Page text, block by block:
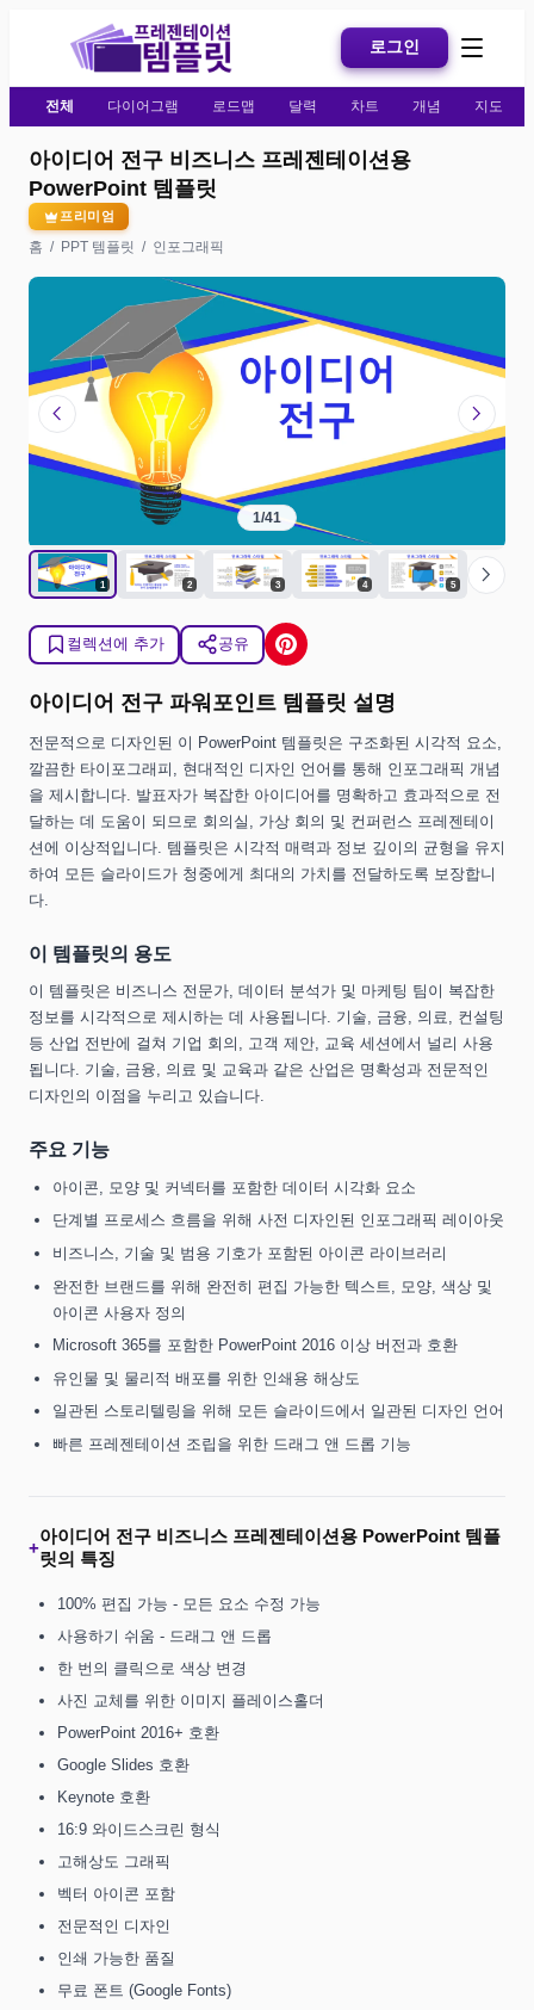
로그인
전체 다이어그램 로드맵 달력 차트 개념 지도
아이디어 전구 비즈니스 프레젠테이션용
PowerPoint 템플릿
프리미엄
홈 / PPT 템플릿 / 인포그래픽
chevron_left chevron_right
1/41
1 2 3 4 5 chevron_right
컬렉션에 추가 공유
아이디어 전구 파워포인트 템플릿 설명
전문적으로 디자인된 이 PowerPoint 템플릿은 구조화된 시각적 요소,
깔끔한 타이포그래피, 현대적인 디자인 언어를 통해 인포그래픽 개념
을 제시합니다. 발표자가 복잡한 아이디어를 명확하고 효과적으로 전
달하는 데 도움이 되므로 회의실, 가상 회의 및 컨퍼런스 프레젠테이
션에 이상적입니다. 템플릿은 시각적 매력과 정보 깊이의 균형을 유지
하여 모든 슬라이드가 청중에게 최대의 가치를 전달하도록 보장합니
다.
이 템플릿의 용도
이 템플릿은 비즈니스 전문가, 데이터 분석가 및 마케팅 팀이 복잡한
정보를 시각적으로 제시하는 데 사용됩니다. 기술, 금융, 의료, 컨설팅
등 산업 전반에 걸쳐 기업 회의, 고객 제안, 교육 세션에서 널리 사용
됩니다. 기술, 금융, 의료 및 교육과 같은 산업은 명확성과 전문적인
디자인의 이점을 누리고 있습니다.
주요 기능
아이콘, 모양 및 커넥터를 포함한 데이터 시각화 요소
단계별 프로세스 흐름을 위해 사전 디자인된 인포그래픽 레이아웃
비즈니스, 기술 및 범용 기호가 포함된 아이콘 라이브러리
완전한 브랜드를 위해 완전히 편집 가능한 텍스트, 모양, 색상 및
아이콘 사용자 정의
Microsoft 365를 포함한 PowerPoint 2016 이상 버전과 호환
유인물 및 물리적 배포를 위한 인쇄용 해상도
일관된 스토리텔링을 위해 모든 슬라이드에서 일관된 디자인 언어
빠른 프레젠테이션 조립을 위한 드래그 앤 드롭 기능
+
아이디어 전구 비즈니스 프레젠테이션용 PowerPoint 템플
릿의 특징
100% 편집 가능 - 모든 요소 수정 가능
사용하기 쉬움 - 드래그 앤 드롭
한 번의 클릭으로 색상 변경
사진 교체를 위한 이미지 플레이스홀더
PowerPoint 2016+ 호환
Google Slides 호환
Keynote 호환
16:9 와이드스크린 형식
고해상도 그래픽
벡터 아이콘 포함
전문적인 디자인
인쇄 가능한 품질
무료 폰트 (Google Fonts)